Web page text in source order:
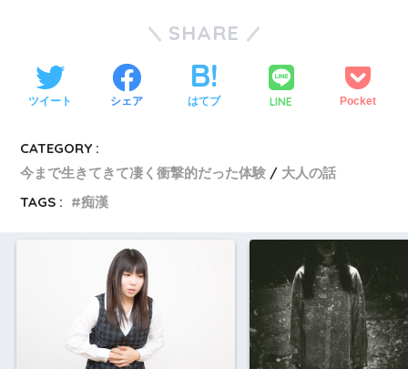
SHARE
ツイート シェア はてブ LINE Pocket
CATEGORY :
今まで生きてきて凄く衝撃的だった体験
大人の話
TAGS :
痴漢